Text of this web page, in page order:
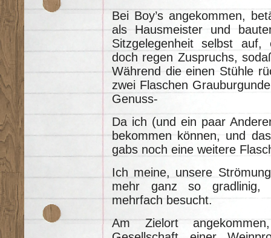
Bei Boy’s angekommen,
als Hausmeister und
Sitzgelegenheit selbst
doch regen Zuspruchs,
Während die einen Stühle
zwei Flaschen
Genuss-
Da ich (und ein paar
bekommen können, und
gabs noch eine weitere
Ich meine, unsere
mehr ganz so gradlinig,
mehrfach besucht.
Am Zielort